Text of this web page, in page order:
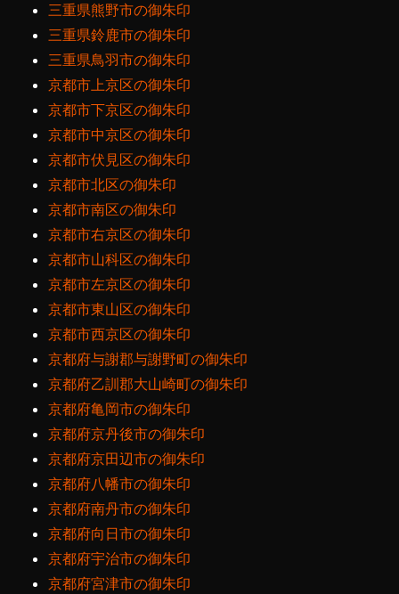
三重県熊野市の御朱印
三重県鈴鹿市の御朱印
三重県鳥羽市の御朱印
京都市上京区の御朱印
京都市下京区の御朱印
京都市中京区の御朱印
京都市伏見区の御朱印
京都市北区の御朱印
京都市南区の御朱印
京都市右京区の御朱印
京都市山科区の御朱印
京都市左京区の御朱印
京都市東山区の御朱印
京都市西京区の御朱印
京都府与謝郡与謝野町の御朱印
京都府乙訓郡大山崎町の御朱印
京都府亀岡市の御朱印
京都府京丹後市の御朱印
京都府京田辺市の御朱印
京都府八幡市の御朱印
京都府南丹市の御朱印
京都府向日市の御朱印
京都府宇治市の御朱印
京都府宮津市の御朱印